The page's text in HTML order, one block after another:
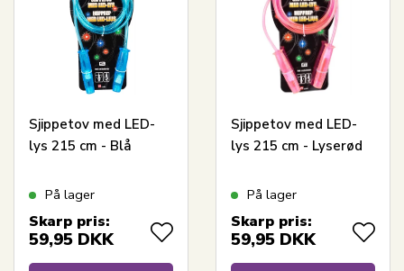
Sjippetov med LED-
lys 215 cm - Blå
På lager
Skarp pris:
59,95 DKK
Sjippetov med LED-
lys 215 cm - Lyserød
På lager
Skarp pris:
59,95 DKK